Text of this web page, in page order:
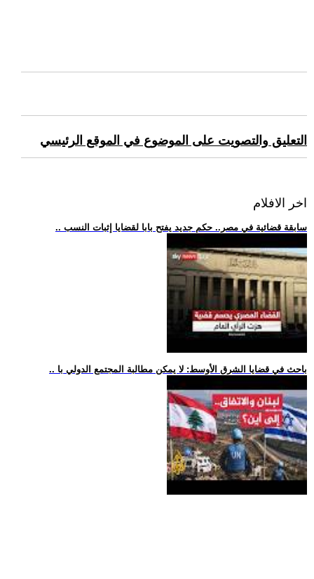
التعليق والتصويت على الموضوع في الموقع الرئيسي
اخر الافلام
.. سابقة قضائية في مصر.. حكم جديد يفتح بابا لقضايا إثبات النسب
.. باحث في قضايا الشرق الأوسط: لا يمكن مطالبة المجتمع الدولي با